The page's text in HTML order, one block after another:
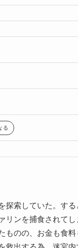
る
探索していた。す
リンを捕食されて
ものの、お金も食